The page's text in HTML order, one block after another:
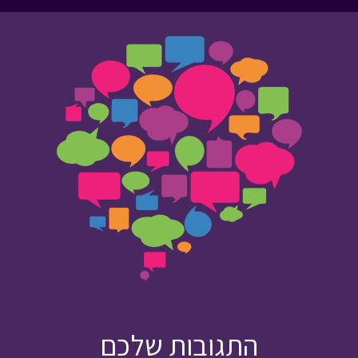
התגובות שלכם